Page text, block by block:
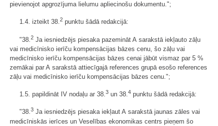
pievienojot apgrozījuma lielumu apliecinošu dokumentu.";
1.4. izteikt 38.2 punktu šādā redakcijā:
"38. 2 Ja iesniedzējs piesaka pazemināt A sarakstā iekļauto zāļu
vai medicīnisko ierīču kompensācijas bāzes cenu, šo zāļu vai
medicīnisko ierīču kompensācijas bāzes cenai jābūt vismaz par 5 %
zemākai par A sarakstā attiecīgajā references grupā esošo references
zāļu vai medicīnisko ierīču kompensācijas bāzes cenu.";
1.5. papildināt IV nodaļu ar 38.3 un 38.4 punktu šādā redakcijā:
"38.3 Ja iesniedzējs piesaka iekļaut A sarakstā jaunas zāles vai
medicīniskās ierīces un Veselības ekonomikas centrs pieņem šo